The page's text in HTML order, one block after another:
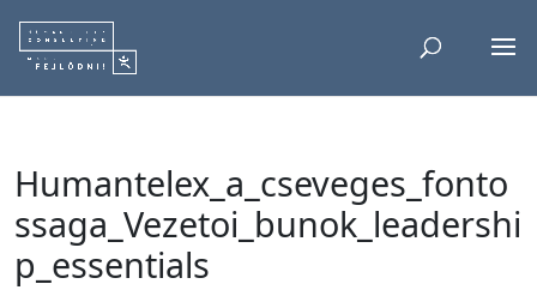
Humantelex_a_cseveges_fonto
ssaga_Vezetoi_bunok_leadershi
p_essentials